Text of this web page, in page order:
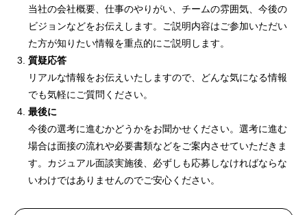
当社の会社概要、仕事のやりがい、チームの雰囲気、今後の
ビジョンなどをお伝えします。ご説明内容はご参加いただい
た方が知りたい情報を重点的にご説明します。
質疑応答
リアルな情報をお伝えいたしますので、どんな気になる情報
でも気軽にご質問ください。
最後に
今後の選考に進むかどうかをお聞かせください。選考に進む
場合は面接の流れや必要書類などをご案内させていただきま
す。カジュアル面談実施後、必ずしも応募しなければならな
いわけではありませんのでご安心ください。